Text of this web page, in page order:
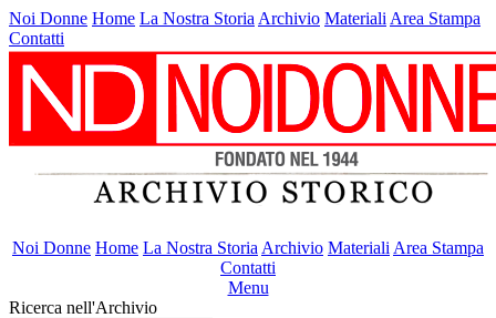
Noi Donne Home La Nostra Storia Archivio Materiali Area Stampa
Contatti
Noi Donne Home La Nostra Storia Archivio Materiali Area Stampa
Contatti
Menu
Ricerca nell'Archivio